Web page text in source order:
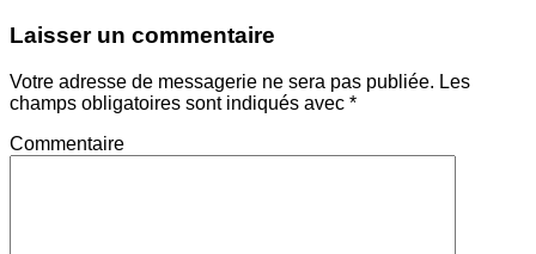
Laisser un commentaire
Votre adresse de messagerie ne sera pas publiée. Les
champs obligatoires sont indiqués avec *
Commentaire